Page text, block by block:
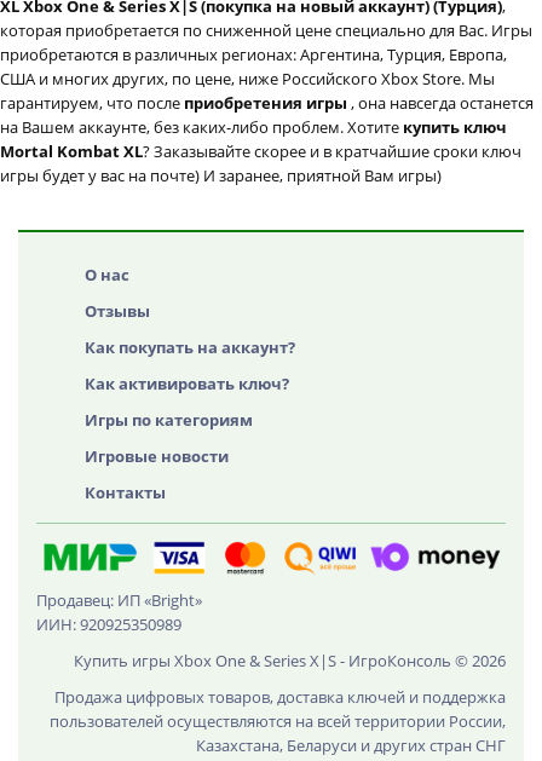
XL Xbox One & Series X|S (покупка на новый аккаунт) (Турция),
которая приобретается по сниженной цене специально для Вас. Игры
приобретаются в различных регионах: Аргентина, Турция, Европа,
США и многих других, по цене, ниже Российского Xbox Store. Мы
гарантируем, что после приобретения игры , она навсегда останется
на Вашем аккаунте, без каких-либо проблем. Хотите купить ключ
Mortal Kombat XL? Заказывайте скорее и в кратчайшие сроки ключ
игры будет у вас на почте) И заранее, приятной Вам игры)
О нас
Отзывы
Как покупать на аккаунт?
Как активировать ключ?
Игры по категориям
Игровые новости
Контакты
Продавец: ИП «Bright»
ИИН: 920925350989
Купить игры Xbox One & Series X|S - ИгроКонсоль © 2026
Продажа цифровых товаров, доставка ключей и поддержка
пользователей осуществляются на всей территории России,
Казахстана, Беларуси и других стран СНГ